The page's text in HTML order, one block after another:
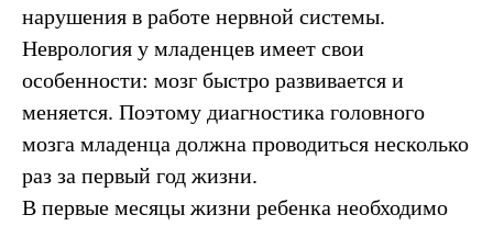
нарушения в работе нервной системы.
Неврология у младенцев имеет свои
особенности: мозг быстро развивается и
меняется. Поэтому диагностика головного
мозга младенца должна проводиться несколько
раз за первый год жизни.
В первые месяцы жизни ребенка необходимо